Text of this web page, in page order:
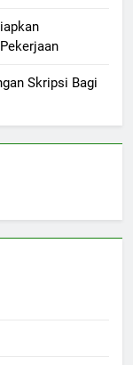
Skripsi Bagi